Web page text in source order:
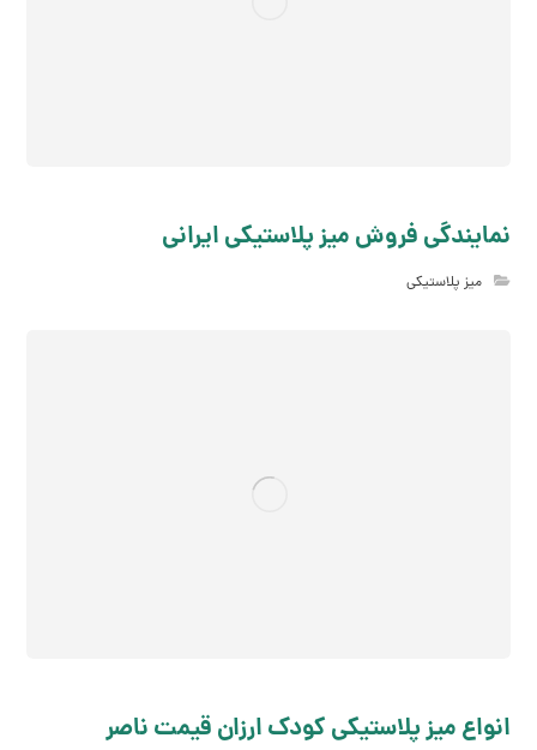
نمایندگی فروش میز پلاستیکی ایرانی
میز پلاستیکی
انواع میز پلاستیکی کودک ارزان قیمت ناصر